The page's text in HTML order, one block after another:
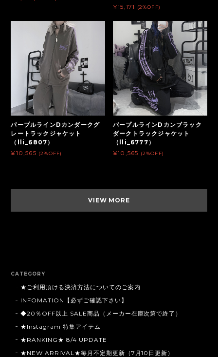
¥15,171
(2%OFF)
パープルラインDカンダークグ
レートラックジャケット
（lli_6807）
¥10,565 (2%OFF)
パープルラインDカンブラック
ダークトラックジャケット
（lli_6777）
¥10,565 (2%OFF)
VIEW MORE
CATEGORY
★ご利用頂ける決済方法についてのご案内
INFOMATION【必ずご確認下さい】
◆20％OFF以上 SALE商品（メーカー在庫次第で終了）
★Instagram 特集アイテム
★RANKING★ 8/4 UPDATE
★NEW ARRIVAL★毎月不定期更新（7月10日更新）